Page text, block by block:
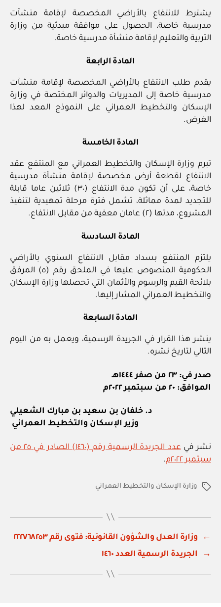
يشترط للانتفاع بالأراضي المخصصة لإقامة منشآت
مدرسية خاصة، الحصول على موافقة مبدئية من وزارة
التربية والتعليم لإقامة منشأة مدرسية خاصة.
المادة الرابعة
يقدم طلب الانتفاع بالأراضي المخصصة لإقامة منشآت
مدرسية خاصة إلى المديريات والدوائر المختصة في وزارة
الإسكان والتخطيط العمراني على النموذج المعد لهذا
الغرض.
المادة الخامسة
تبرم وزارة الإسكان والتخطيط العمراني مع المنتفع عقد
الانتفاع لقطعة أرض مخصصة لإقامة منشأة مدرسية
خاصة، على أن تكون مدة الانتفاع (٣٠) ثلاثين عاما قابلة
للتجديد لمدة مماثلة، تشمل فترة مرحلة تمهيدية لتنفيذ
المشروع، مدتها (٢) عامان معفية من مقابل الانتفاع.
المادة السادسة
يلتزم المنتفع بسداد مقابل الانتفاع السنوي بالأراضي
الحكومية المنصوص عليها في الملحق رقم (٥) المرفق
بلائحة القيم والرسوم والأثمان التي تحصلها وزارة الإسكان
والتخطيط العمراني المشار إليها.
المادة السابعة
ينشر هذا القرار في الجريدة الرسمية، ويعمل به من اليوم
التالي لتاريخ نشره.
صدر في: ٢٣ من صفر ١٤٤٤هـ
الموافق: ٢٠ من سبتمبر ٢٠٢٢م
د. خلفان بن سعيد بن مبارك الشعيلي
وزير الإسكان والتخطيط العمراني
نشر في
عدد الجريدة الرسمية رقم (١٤٦٠) الصادر في ٢٥ من
سبتمبر ٢٠٢٢م
.
الوسوموزارة الإسكان والتخطيط العمراني
←
وزارة العدل والشؤون القانونية: فتوى رقم ٢٢٢٧٦٨٢٥٣
→
الجريدة الرسمية العدد ١٤٦٠